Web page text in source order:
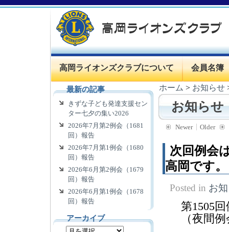
高岡ライオンズクラブについて 会員名簿
ホーム > お知らせ
お知らせ
Newer Older
次回例会
高岡です。
Posted in お
第1505
（夜間
最新の記事
きずな子ども発達支援セン
ター七夕の集い2026
2026年7月第2例会（1681
回）報告
2026年7月第1例会（1680
回）報告
2026年6月第2例会（1679
回）報告
2026年6月第1例会（1678
回）報告
アーカイブ